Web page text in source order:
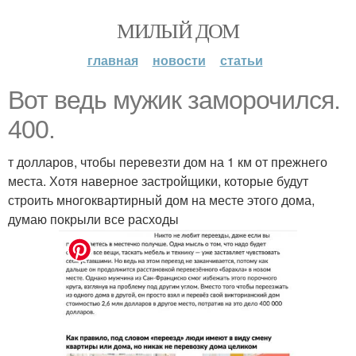
МИЛЫЙ ДОМ
главная новости статьи
Вот ведь мужик заморочился.
400.
т долларов, чтобы перевезти дом на 1 км от прежнего
места. Хотя наверное застройщики, которые будут
строить многоквартирный дом на месте этого дома,
думаю покрыли все расходы